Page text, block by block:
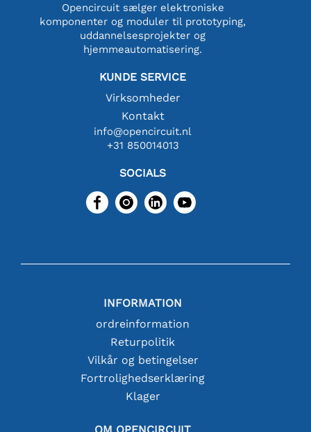
Opencircuit sælger elektroniske
komponenter og moduler til prototyping,
uddannelsesprojekter og
hjemmeautomatisering.
KUNDE SERVICE
Virksomheder
Kontakt
info@opencircuit.nl
+31 850014013
SOCIALS
INFORMATION
ordreinformation
Returpolitik
Vilkår og betingelser
Fortrolighedserklæring
Klager
OM OPENCIRCUIT